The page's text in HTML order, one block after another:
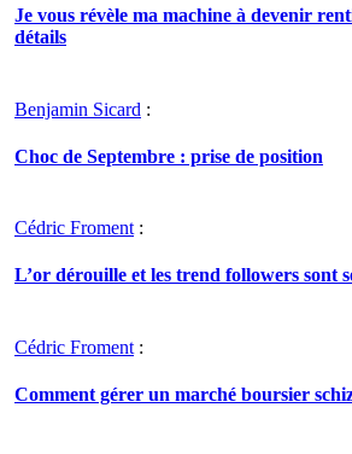
Je vous révèle ma machine à devenir
détails
Benjamin Sicard :
Choc de Septembre : prise de position
Cédric Froment :
L’or dérouille et les trend followers sont
Cédric Froment :
Comment gérer un marché boursier